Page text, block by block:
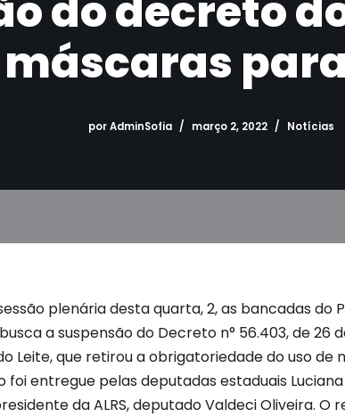
porAdminSofia março 2, 2022 Notícias
plenária desta quarta, 2, as bancadas do
a suspensão do Decreto n° 56.403, de 26
Leite, que retirou a obrigatoriedade do uso de
foi entregue pelas deputadas estaduais Luciana
da ALRS, deputado Valdeci Oliveira.